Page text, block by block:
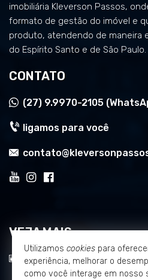
imobiliária Kleverson Passos,
formato de gestão do imóvel e
produto, atendendo de maneira
do Espírito Santo e de São Paulo.
CONTATO
(27) 9.9970-2105
ligamos para você
VEJA MAIS
receba nosso newsletter
Utilizamos cookies para
experiência, melhorar o
como você interage em nosso